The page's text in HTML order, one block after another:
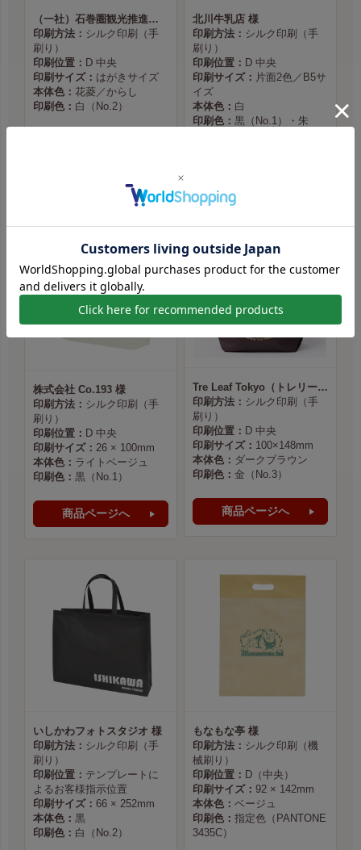
（一社）石巻圏観光推進機構様
印刷方法： シルク印刷（手
刷り）
印刷位置： D 中央
印刷サイズ： はがきサイズ
本体色： 花菱／からし
印刷色： 白（No.2）
北川牛乳店 様
印刷方法： シルク印刷（手
刷り）
印刷位置： D 中央
印刷サイズ： 片面2色／B5サ
イズ
本体色： 白
印刷色： 黒（No.1）・朱
株式会社 Co.193 様
印刷方法： シルク印刷（手
刷り）
印刷位置： D 中央
印刷サイズ： 26 × 100mm
本体色： ライトベージュ
印刷色： 黒（No.1）
商品ページへ
Tre Leaf Tokyo（トレリーフ東京） 様
印刷方法： シルク印刷（手
刷り）
印刷位置： D 中央
印刷サイズ： 100×148mm
本体色： ダークブラウン
印刷色： 金（No.3）
商品ページへ
いしかわフォトスタジオ 様
印刷方法： シルク印刷（手
刷り）
印刷位置： テンプレートに
よるお客様指示位置
印刷サイズ： 66 × 252mm
本体色： 黒
印刷色： 白（No.2）
もなもな亭 様
印刷方法： シルク印刷（機
械刷り）
印刷位置： D（中央）
印刷サイズ： 92 × 142mm
本体色： ベージュ
印刷色： 指定色（PANTONE
3435C）